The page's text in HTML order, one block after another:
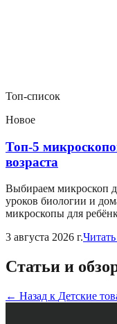
Топ-список
Новое
Топ-5
возраста
Выбираем микроскоп
уроков биологии и
микроскопы для
3 августа 2026 г.
Статьи и
← Назад к Детские